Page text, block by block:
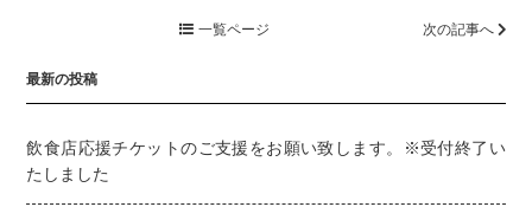
一覧ページ 次の記事へ
最新の投稿
飲食店応援チケットのご支援をお願い致します。※受付終了い
たしました